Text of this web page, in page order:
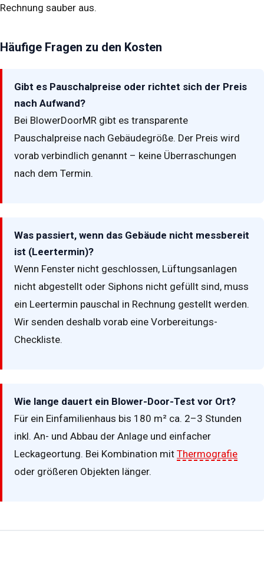
Rechnung sauber aus.
Häufige Fragen zu den Kosten
Gibt es Pauschalpreise oder richtet sich der Preis
nach Aufwand?
Bei BlowerDoorMR gibt es transparente
Pauschalpreise nach Gebäudegröße. Der Preis wird
vorab verbindlich genannt – keine Überraschungen
nach dem Termin.
Was passiert, wenn das Gebäude nicht messbereit
ist (Leertermin)?
Wenn Fenster nicht geschlossen, Lüftungsanlagen
nicht abgestellt oder Siphons nicht gefüllt sind, muss
ein Leertermin pauschal in Rechnung gestellt werden.
Wir senden deshalb vorab eine Vorbereitungs-
Checkliste.
Wie lange dauert ein Blower-Door-Test vor Ort?
Für ein Einfamilienhaus bis 180 m² ca. 2–3 Stunden
inkl. An- und Abbau der Anlage und einfacher
Leckageortung. Bei Kombination mit Thermografie
oder größeren Objekten länger.